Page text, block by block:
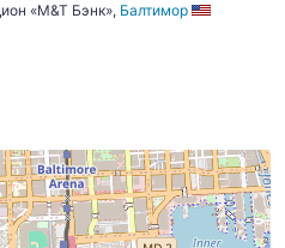
«M&T Бэнк», Балтимор